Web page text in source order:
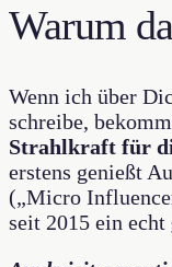
Warum
Wenn ich über
schreibe,
Strahlkraft für
erstens genießt
(„Micro
seit 2015 ein echt